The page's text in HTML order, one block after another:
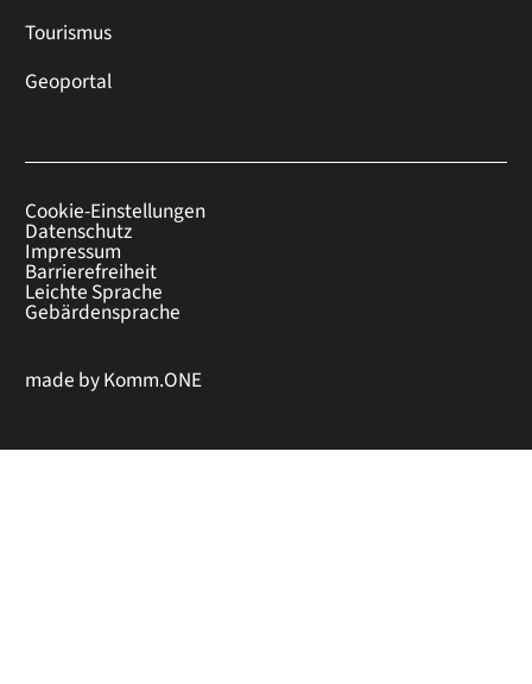
Tourismus
Geoportal
Cookie-Einstellungen
Datenschutz
Impressum
Barrierefreiheit
Leichte Sprache
Gebärdensprache
made byKomm.ONE